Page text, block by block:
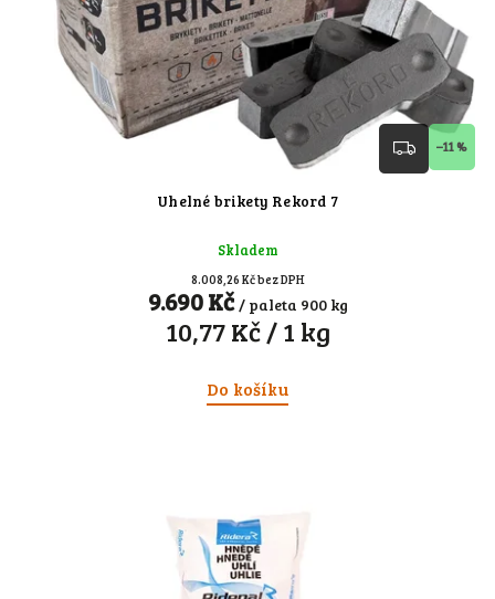
–11 %
Uhelné brikety Rekord 7
Skladem
8.008,26 Kč bez DPH
9.690 Kč / paleta 900 kg
10,77 Kč / 1 kg
Do košíku